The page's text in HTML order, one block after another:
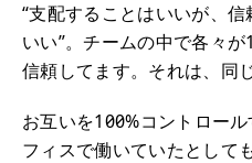
“支配することはいいが、
いい”。チームの中で各々
信頼してます。それは、同
お互いを100%コントロー
フィスで働いていたとして